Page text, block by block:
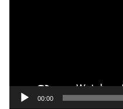
00:00